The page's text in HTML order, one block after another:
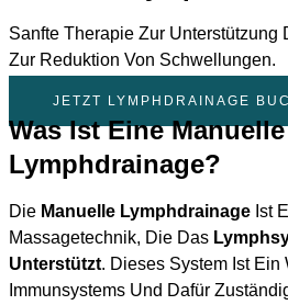
Sanfte Therapie Zur Unterstützung
Zur Reduktion Von Schwellungen.
JETZT LYMPHDRAINAGE
Was Ist Eine Manuelle
Lymphdrainage?
Die Manuelle Lymphdrainage Ist
Massagetechnik, Die Das
Unterstützt. Dieses System Ist
Immunsystems Und Dafür